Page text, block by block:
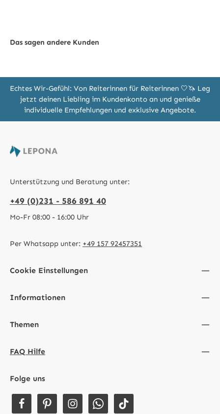
Das sagen andere Kunden
Echtes Wir-Gefühl: Von Reiterinnen für Reiterinnen 🤍🦄 Leg
jetzt deinen Liebling im Kundenkonto an und genieße
individuelle Empfehlungen und exklusive Angebote.
Unterstützung und Beratung unter:
+49 (0)231 - 586 891 40
Mo-Fr 08:00 - 16:00 Uhr
Per Whatsapp unter: +49 157 92457351
Cookie Einstellungen
Informationen
Themen
FAQ Hilfe
Folge uns